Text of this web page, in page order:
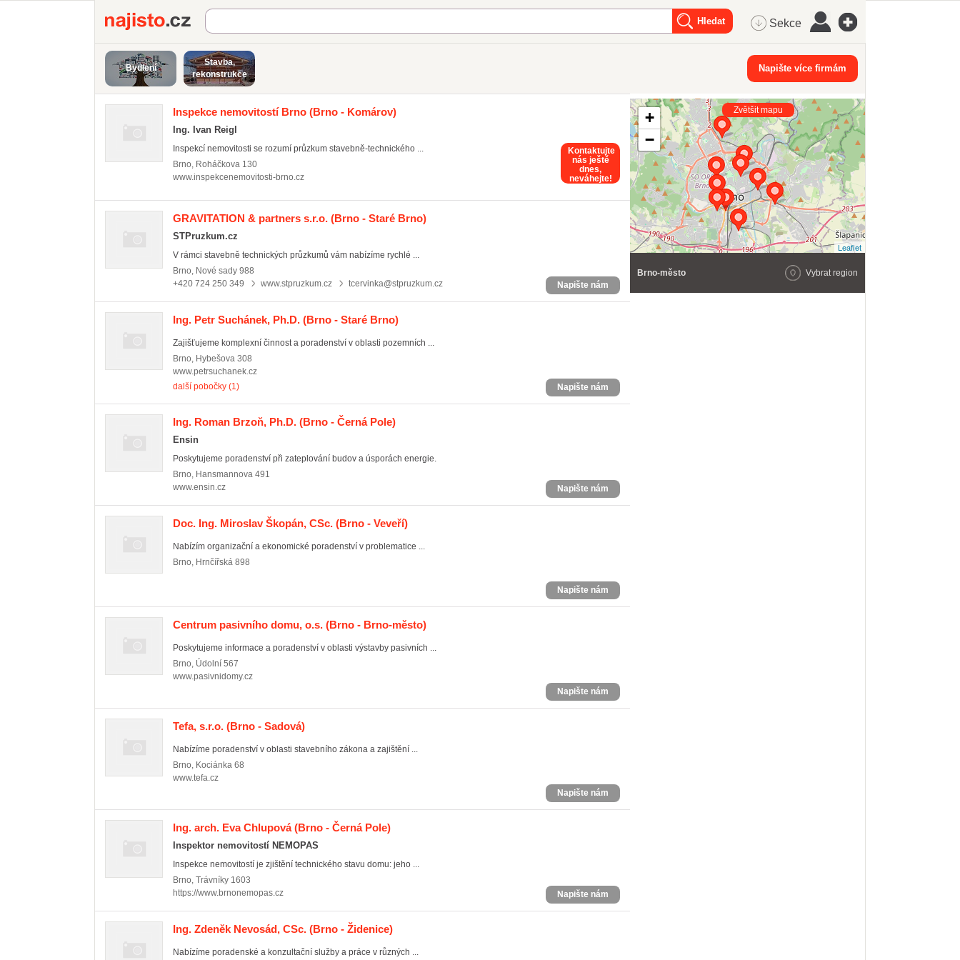
Najisto.cz Sekce
Bydlení
Stavba,
rekonstrukce
Napište více firmám
Inspekce nemovitostí Brno (Brno - Komárov)
Ing. Ivan Reigl
Inspekcí nemovitosti se rozumí průzkum stavebně-technického ...
Brno, Roháčkova 130
www.inspekcenemovitosti-brno.cz
Kontaktujte
nás ještě
dnes,
neváhejte!
GRAVITATION & partners s.r.o. (Brno - Staré Brno)
STPruzkum.cz
V rámci stavebně technických průzkumů vám nabízíme rychlé ...
Brno, Nové sady 988
+420 724 250 349
www.stpruzkum.cz tcervinka@stpruzkum.cz Napište nám
Ing. Petr Suchánek, Ph.D. (Brno - Staré Brno)
Zajišťujeme komplexní činnost a poradenství v oblasti pozemních ...
Brno, Hybešova 308
www.petrsuchanek.cz
další pobočky (1)
Napište nám
Ing. Roman Brzoň, Ph.D. (Brno - Černá Pole)
Ensin
Poskytujeme poradenství při zateplování budov a úsporách energie.
Brno, Hansmannova 491
www.ensin.cz
Napište nám
Doc. Ing. Miroslav Škopán, CSc. (Brno - Veveří)
Nabízím organizační a ekonomické poradenství v problematice ...
Brno, Hrnčířská 898
Napište nám
Centrum pasivního domu, o.s. (Brno - Brno-město)
Poskytujeme informace a poradenství v oblasti výstavby pasivních ...
Brno, Údolní 567
www.pasivnidomy.cz
Napište nám
Tefa, s.r.o. (Brno - Sadová)
Nabízíme poradenství v oblasti stavebního zákona a zajištění ...
Brno, Kociánka 68
www.tefa.cz
Napište nám
Ing. arch. Eva Chlupová(Brno - Černá Pole)
Inspektor nemovitostí NEMOPAS
Inspekce nemovitostí je zjištění technického stavu domu: jeho ...
Brno, Trávníky 1603
https://www.brnonemopas.cz
Napište nám
Ing. Zdeněk Nevosád, CSc. (Brno - Židenice)
Nabízíme poradenské a konzultační služby a práce v různých ...
+
−
Leaflet
Zvětšit mapu
Brno-město Vybrat region